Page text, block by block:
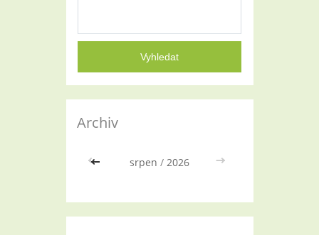
Archiv
<< srpen / 2026 >>